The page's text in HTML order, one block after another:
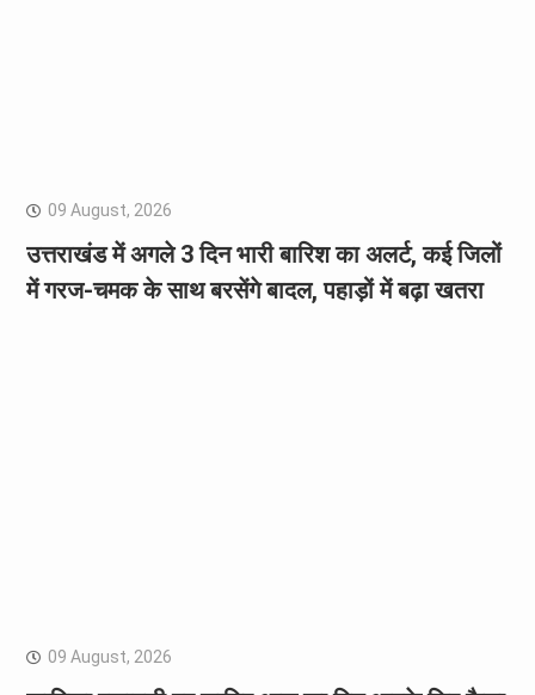
09 August, 2026
उत्तराखंड में अगले 3 दिन भारी बारिश का अलर्ट, कई जिलों
में गरज-चमक के साथ बरसेंगे बादल, पहाड़ों में बढ़ा खतरा
09 August, 2026